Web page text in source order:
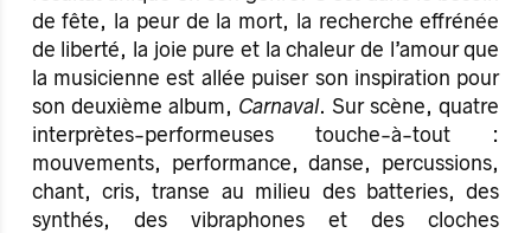
de fête, la peur de la mort, la recherche effrénée
de liberté, la joie pure et la chaleur de l’amour que
la musicienne est allée puiser son inspiration pour
son deuxième album, Carnaval. Sur scène, quatre
interprètes-performeuses touche-à-tout :
mouvements, performance, danse, percussions,
chant, cris, transe au milieu des batteries, des
synthés, des vibraphones et des cloches